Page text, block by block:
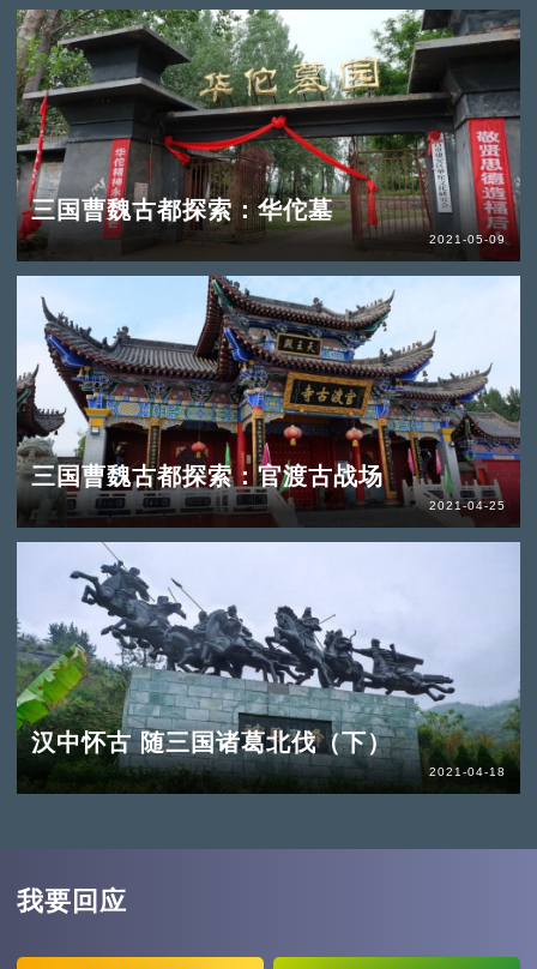
三国曹魏古都探索：华佗墓
2021-05-09
三国曹魏古都探索：官渡古战场
2021-04-25
汉中怀古 随三国诸葛北伐（下）
2021-04-18
我要回应